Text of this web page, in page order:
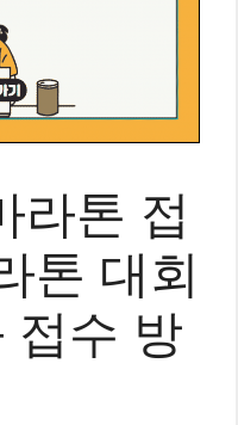
라톤 접
톤 대회
접수 방